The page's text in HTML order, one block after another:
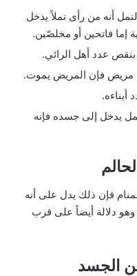
أنه من رأى نملاً يدخل
إما فاتحين أو مخلصّين.
عدد أهل الرائي.
مريض فإن المريض يموت.
يدخل إلى جسده فإنه
فإن ذلك يدل على أنه
دلالة أيضاً على قرب
الجسد